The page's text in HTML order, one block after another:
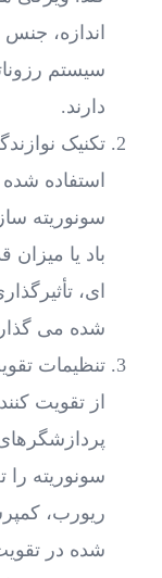
اندازه،
سیستم
دارند.
تکنیک
استفاده
سونوریته
باد یا
‌ای،
شده می
تنظیمات
از تقویت
سونوریته را
ریورب،
شده در